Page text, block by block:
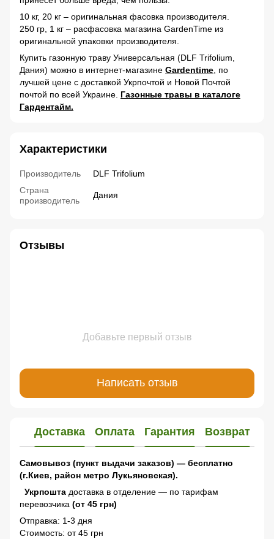
10 кг, 20 кг – оригинальная фасовка производителя.
250 гр, 1 кг – расфасовка магазина GardenTime из
оригинальной упаковки производителя.
Купить газонную траву Универсальная (DLF Trifolium,
Дания) можно в интернет-магазине Gardentime , по
лучшей цене с доставкой Укрпочтой и Новой Почтой
почтой по всей Украине. Газонные травы в каталоге
Гардентайм.
Характеристики
Производитель
DLF Trifolium
Страна
производитель
Дания
Отзывы
Добавьте первый отзыв
Написать отзыв
Доставка Оплата Гарантия Возврат
Самовывоз (пункт выдачи заказов) — бесплатно
(г.Киев, район метро Лукьяновская).
Укрпошта доставка в отделение — по тарифам
перевозчика (от 45 грн)
Отправка: 1-3 дня
Стоимость: от 45 грн